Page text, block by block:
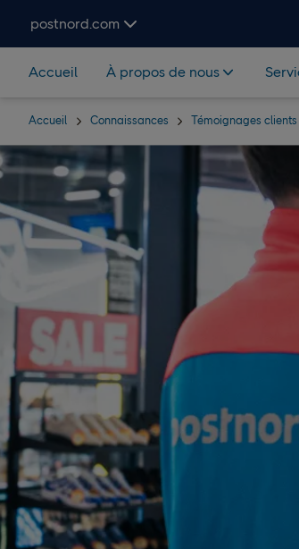
postnord.com
Accueil À propos de nous
Accueil Connaissances Témoignages clients